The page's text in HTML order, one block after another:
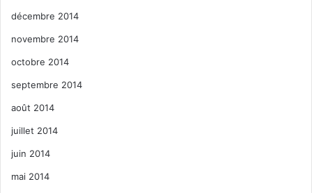
décembre 2014
novembre 2014
octobre 2014
septembre 2014
août 2014
juillet 2014
juin 2014
mai 2014